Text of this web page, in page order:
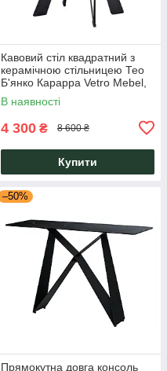
Кавовий стіл квадратний з
керамічною стільницею Тео
Б'янко Карарра Vetro Mebel,
розмір 50 х 50 см
В наявності
4 300 ₴ 8 600 ₴
Купити
–50%
Прямокутна довга консоль